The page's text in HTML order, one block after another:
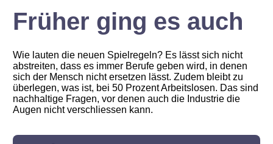
Früher ging es auch
Wie lauten die neuen Spielregeln? Es lässt sich nicht
abstreiten, dass es immer Berufe geben wird, in denen
sich der Mensch nicht ersetzen lässt. Zudem bleibt zu
überlegen, was ist, bei 50 Prozent Arbeitslosen. Das sind
nachhaltige Fragen, vor denen auch die Industrie die
Augen nicht verschliessen kann.